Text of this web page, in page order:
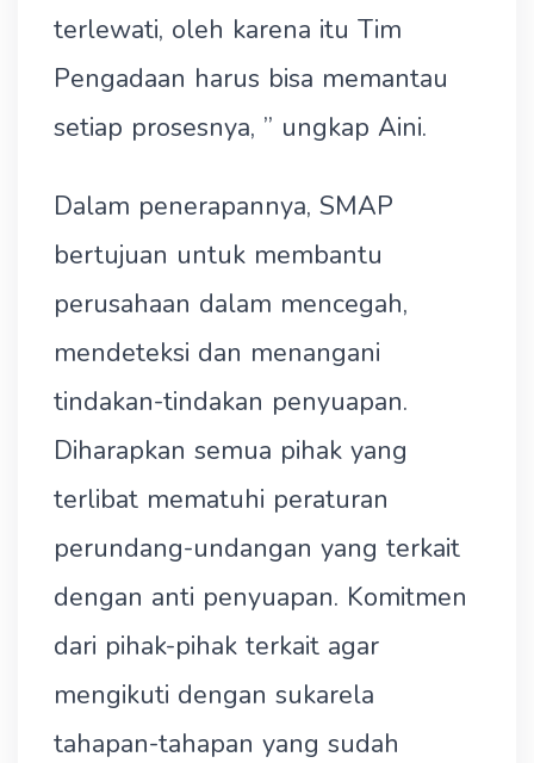
terlewati, oleh karena itu Tim
Pengadaan harus bisa memantau
setiap prosesnya, ” ungkap Aini.
Dalam penerapannya, SMAP
bertujuan untuk membantu
perusahaan dalam mencegah,
mendeteksi dan menangani
tindakan-tindakan penyuapan.
Diharapkan semua pihak yang
terlibat mematuhi peraturan
perundang-undangan yang terkait
dengan anti penyuapan. Komitmen
dari pihak-pihak terkait agar
mengikuti dengan sukarela
tahapan-tahapan yang sudah